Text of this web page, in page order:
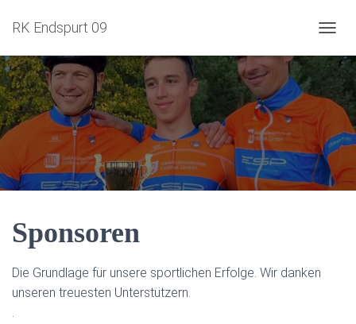
RK Endspurt 09
Sponsoren
Die Grundlage für unsere sportlichen Erfolge. Wir danken
unseren treuesten Unterstützern.
.